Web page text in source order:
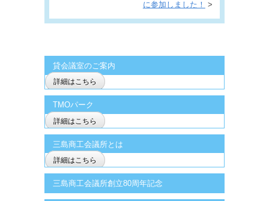
に参加しました！
>
貸会議室のご案内
詳細はこちら
TMOパーク
詳細はこちら
三島商工会議所とは
詳細はこちら
三島商工会議所創立80周年記念